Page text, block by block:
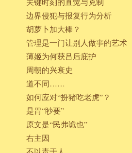
边界侵犯与报复行为分析
胡萝卜加大棒？
管理是一门让别人做事的艺术
薄姬为何获吕后庇护
周朝的兴衰史
道不同……
如何应对“扮猪吃老虎”？
是胃“眇要”
原文是“民弗诡也”
右主因